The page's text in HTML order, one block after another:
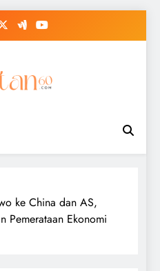
ke China dan AS,
Pemerataan Ekonomi